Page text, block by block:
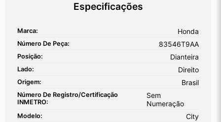
Especificações
Marca: Honda
Número De Peça: 83546T9AA
Posição: Dianteira
Lado: Direito
Origem: Brasil
Número De Registro/certificação
INMETRO:
Sem
Numeração
Modelo: City